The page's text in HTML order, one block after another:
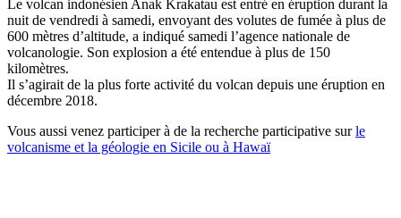
Le volcan indonésien Anak Krakatau est entré en éruption durant la
nuit de vendredi à samedi, envoyant des volutes de fumée à plus de
600 mètres d’altitude, a indiqué samedi l’agence nationale de
volcanologie. Son explosion a été entendue à plus de 150
kilomètres.
Il s’agirait de la plus forte activité du volcan depuis une éruption en
décembre 2018.
Vous aussi venez participer à de la recherche participative surle
volcanisme et la géologie en Sicile ou à Hawaï